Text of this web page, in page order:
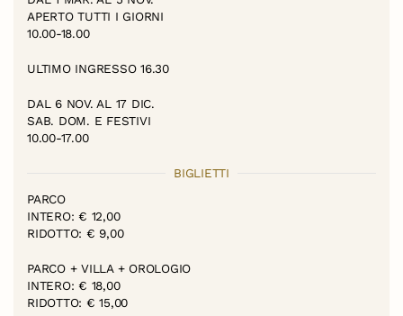
APERTO TUTTI I GIORNI
10.00-18.00
ULTIMO INGRESSO 16.30
DAL 6 NOV. AL 17 DIC.
SAB. DOM. E FESTIVI
10.00-17.00
BIGLIETTI
PARCO
INTERO: € 12,00
RIDOTTO: € 9,00
PARCO + VILLA + OROLOGIO
INTERO: € 18,00
RIDOTTO: € 15,00